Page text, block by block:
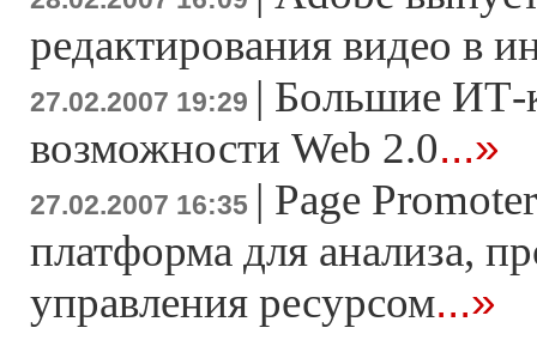
редактирования видео в
27.02.2007 19:29 | Большие ИТ-
возможности Web 2.0...»
27.02.2007 16:35 | Page
платформа для анализа,
управления ресурсом...»